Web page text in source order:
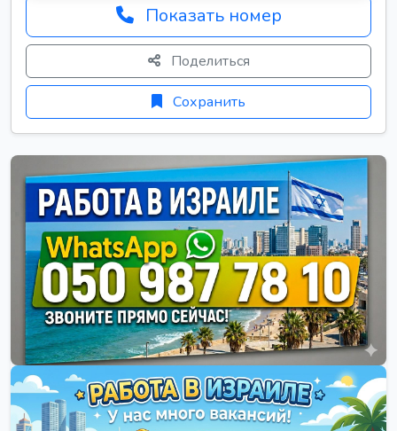
Показать номер
Поделиться
Сохранить